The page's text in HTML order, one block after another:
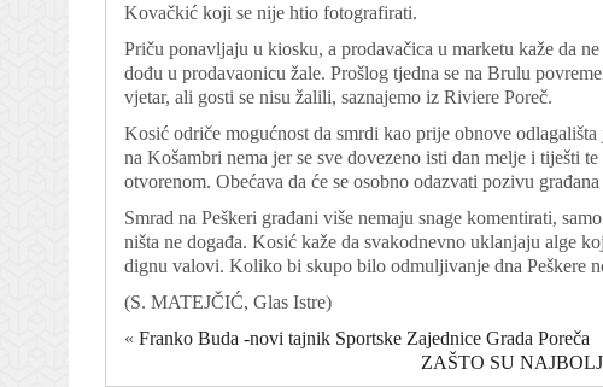
Kovačkić koji se nije htio fotografirati.
Priču ponavljaju u kiosku, a prodavačica u marketu kaže da
dođu u prodavaonicu žale. Prošlog tjedna se na Brulu
vjetar, ali gosti se nisu žalili, saznajemo iz Riviere Poreč.
Kosić odriče mogućnost da smrdi kao prije obnove odlagališta
na Košambri nema jer se sve dovezeno isti dan melje i tiješti
otvorenom. Obećava da će se osobno odazvati pozivu
Smrad na Peškeri građani više nemaju snage komentirati,
ništa ne događa. Kosić kaže da svakodnevno uklanjaju alge
dignu valovi. Koliko bi skupo bilo odmuljivanje dna Peškere
(S. MATEJČIĆ, Glas Istre)
« Franko Buda -novi tajnik Sportske Zajednice Grada Poreča
ZAŠTO SU